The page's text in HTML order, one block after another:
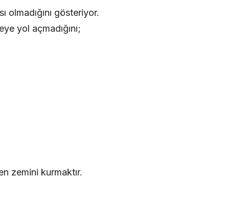
olmadığını gösteriyor.
yol açmadığını;
zemini kurmaktır.